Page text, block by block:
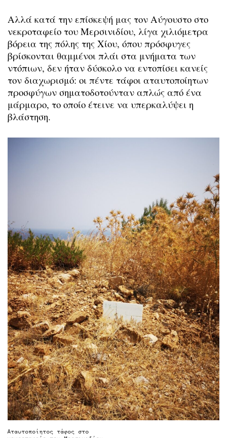
Αλλά κατά την επίσκεψή μας τον Αύγουστο στο
νεκροταφείο του Μερσινιδίου, λίγα χιλιόμετρα
βόρεια της πόλης της Χίου, όπου πρόσφυγες
βρίσκονται θαμμένοι πλάι στα μνήματα των
ντόπιων, δεν ήταν δύσκολο να εντοπίσει κανείς
τον διαχωρισμό: οι πέντε τάφοι αταυτοποίητων
προσφύγων σηματοδοτούνταν απλώς από ένα
μάρμαρο, το οποίο έτεινε να υπερκαλύψει η
βλάστηση.
Αταυτοποίητος τάφος στο